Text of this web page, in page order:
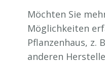
Möchten Sie
Möglichkeiten
Pflanzenhaus, z.
anderen